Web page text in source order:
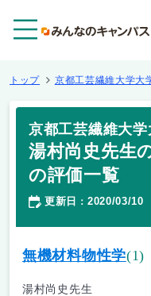
トップ 京都工芸繊維大学大
京都工芸繊維大
湯村尚史先生
の評価一覧
更新日 ： 2020/03/10
無機材料物性学(1)
湯村尚史先生